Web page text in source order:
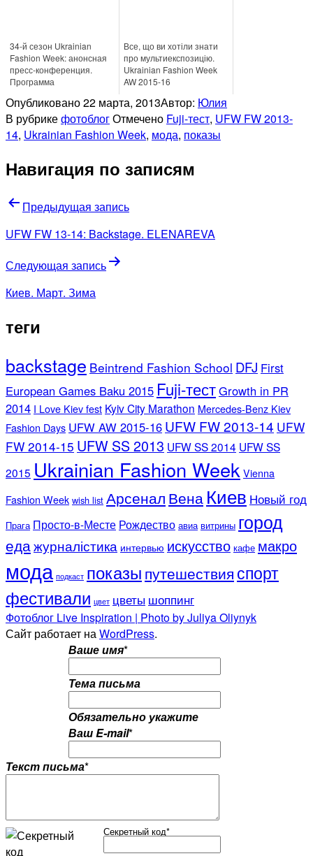
34-й сезон Ukrainian
Fashion Week: анонсная
пресс-конференция.
Программа
Все, що ви хотіли знати
про мультиекспозицію.
Ukrainian Fashion Week
AW 2015-16
Опубликовано22 марта, 2013Автор: Юлия
В рубрикефотоблогОтмечено Fuji-тест, UFW FW 2013-
14, Ukrainian Fashion Week, мода, показы
Навигация по записям
Предыдущая запись
UFW FW 13-14: Backstage. ELENAREVA
Следующая запись
Киев. Март. Зима
теги
backstage Beintrend Fashion School DFJ First
European Games Baku 2015 Fuji-тестGrowth in PR
2014 I Love Kiev fest Kyiv City Marathon Mercedes-Benz Kiev
Fashion Days UFW AW 2015-16 UFW FW 2013-14 UFW
FW 2014-15 UFW SS 2013 UFW SS 2014 UFW SS
2015 Ukrainian Fashion Week Vienna
Fashion Week wish list Арсенал Вена Киев Новый год
Прага Просто-в-Месте Рождество авиа витрины город
едажурналістика интервью искусство кафе макро
мода подкаст показы путешествия спорт
фестивали цвет цветы шоппинг
Фотоблог Live Inspiration | Photo by Juliya Oliynyk
Сайт работает наWordPress.
Ваше имя*
Тема письма
Обязательно укажите
Ваш E-mail*
Текст письма*
Секретный код*